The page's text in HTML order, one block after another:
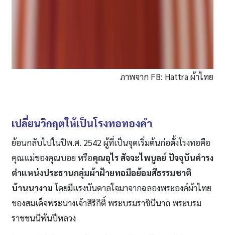
ภาพจาก FB: Hattra ผ้าไทย
เปลี่ยนวิกฤตให้เป็นโรงทอทองคำ
ย้อนกลับไปในปีพ.ศ. 2542 ผู้ที่เป็นจุดเริ่มต้นก่อตั้งโรงทอคือ
คุณแม่ของคุณบอย หรือคุณอุไร สัจจะไพบูลย์ ปัจจุบันดำรง
ตำแหน่งประธานกลุ่มผ้าฝ้ายทอมือย้อมสีธรรมชาติ
บ้านนางามโดยมีแรงบันดาลใจมาจากฉลองพระองค์ผ้าไทย
ของสมเด็จพระนางเจ้าสิริกิติ์ พระบรมราชินีนาถ พระบรม
ราชชนนีพันปีหลวง